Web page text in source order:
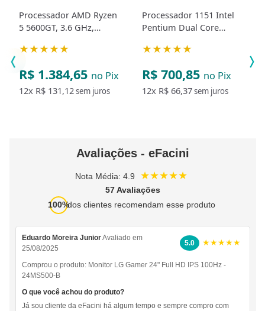
Processador AMD Ryzen
5 5600GT, 3.6 GHz,
Cachê 4MB, 6 Núcleos, 12
★★★★★
R$ 1.384,65 no Pix
12x R$ 131,12sem juros
Processador 1151 Intel
Pentium Dual Core
★★★★★
R$ 700,85 no Pix
12x R$ 66,37sem juros
Avaliações - eFacini
Nota Média: 4.9 ★★★★★
57 Avaliações
100%dos clientes recomendam esse produto
Eduardo Moreira JuniorAvaliado em
25/08/2025
5.0 ★★★★★
Comprou o produto: Monitor LG Gamer 24" Full HD IPS 100Hz -
24MS500-B
O que você achou do produto?
Já sou cliente da eFacini há algum tempo e sempre compro com